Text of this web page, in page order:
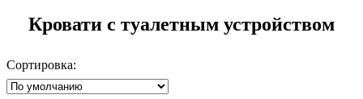
Кровати с туалетным устройством
Сортировка: